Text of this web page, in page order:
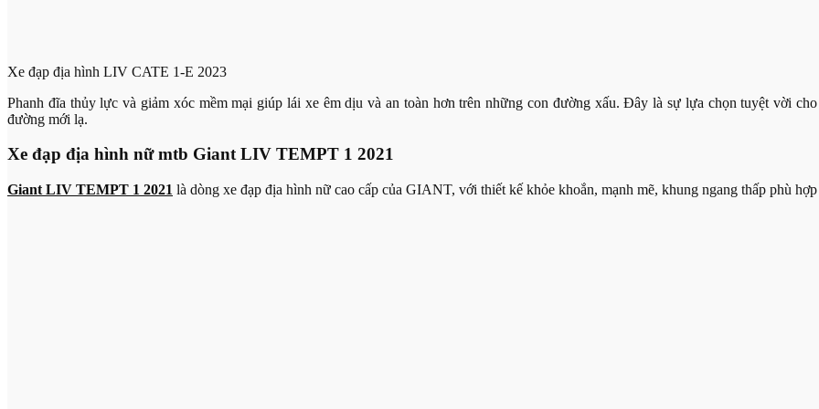
Xe đạp địa hình LIV CATE 1-E 2023
Phanh đĩa thủy lực và giảm xóc mềm mại giúp lái xe êm dịu và an toàn hơn trên những con đường xấu. Đây là sự lựa chọn tuyệt vời
đường mới lạ.
Xe đạp địa hình nữ mtb Giant LIV TEMPT 1 2021
Giant LIV TEMPT 1 2021 là dòng xe đạp địa hình nữ cao cấp của GIANT, với thiết kế khỏe khoắn, mạnh mẽ, khung ngang thấp phù